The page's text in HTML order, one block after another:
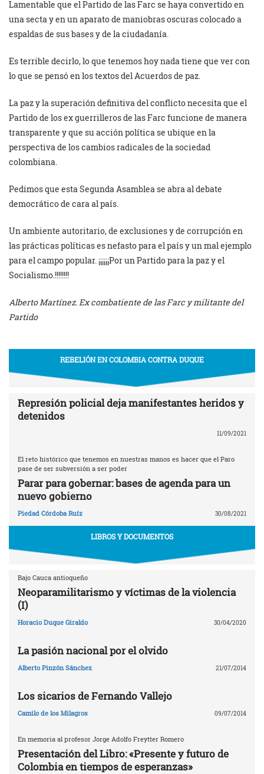
Lamentable que el Partido de las Farc se haya convertido en
una secta y en un aparato de maniobras oscuras colocado a
espaldas de sus bases y de la ciudadanía.
Es terrible decirlo, lo que tenemos hoy nada tiene que ver con
lo que se pensó en los textos del Acuerdos de paz.
La paz y la superación definitiva del conflicto necesita que el
Partido de los ex guerrilleros de las Farc funcione de manera
transparente y que su acción política se ubique en la
perspectiva de los cambios radicales de la sociedad
colombiana.
Pedimos que esta Segunda Asamblea se abra al debate
democrático de cara al país.
Un ambiente autoritario, de exclusiones y de corrupción en
las prácticas políticas es nefasto para el país y un mal ejemplo
para el campo popular. ¡¡¡¡¡¡Por un Partido para la paz y el
Socialismo.!!!!!!!!
Alberto Martínez. Ex combatiente de las Farc y militante del
Partido
REBELIÓN EN COLOMBIA CONTRA DUQUE
Represión policial deja manifestantes heridos y
detenidos
11/09/2021
El reto histórico que tenemos en nuestras manos es hacer que el Paro
pase de ser subversión a ser poder
Parar para gobernar: bases de agenda para un
nuevo gobierno
Piedad Córdoba Ruíz 30/08/2021
LIBROS Y DOCUMENTOS
Bajo Cauca antioqueño
Neoparamilitarismo y víctimas de la violencia
(I)
Horacio Duque Giraldo 30/04/2020
La pasión nacional por el olvido
Alberto Pinzón Sánchez 21/07/2014
Los sicarios de Fernando Vallejo
Camilo de los Milagros 09/07/2014
En memoria al profesor Jorge Adolfo Freytter Romero
Presentación del Libro: «Presente y futuro de
Colombia en tiempos de esperanzas»